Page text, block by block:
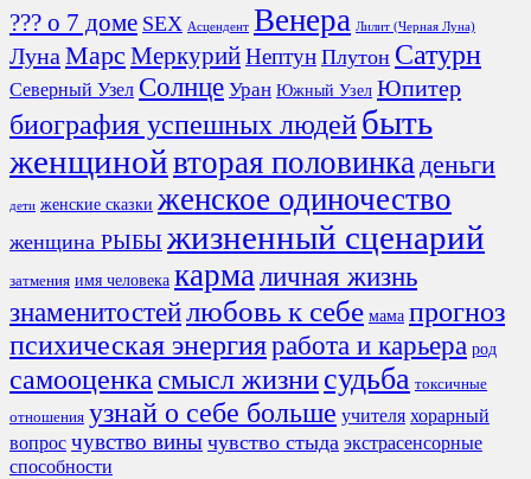
??? о 7 доме SEX Асцендент Венера Лилит (Черная Луна)
Луна Марс МеркурийНептун Плутон Сатурн
Северный Узел Солнце Уран Южный Узел Юпитер
биография успешных людейбыть
женщинойвторая половинка деньги
дети женские сказки женское одиночество
женщина РЫБЫ жизненный сценарий
затмения имя человека карма личная жизнь
знаменитостейлюбовь к себе мама прогноз
психическая энергияработа и карьера род
самооценка смысл жизнисудьба токсичные
отношения узнай о себе больше учителя хорарный
вопрос чувство вины чувство стыда экстрасенсорные
способности